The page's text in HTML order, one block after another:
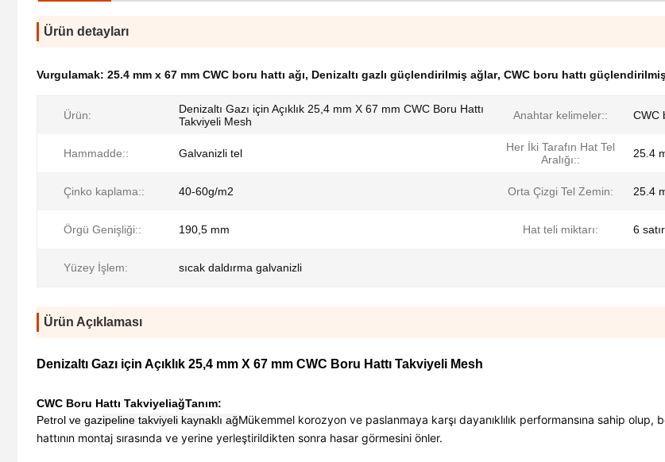
Ürün detayları
Vurgulamak: 25.4 mm x 67 mm CWC boru hattı ağı, Denizaltı gazlı güçlendirilmiş ağlar, CWC boru hattı
Ürün:
Denizaltı Gazı için Açıklık 25,4 mm X 67 mm CWC Boru Hattı
Takviyeli Mesh
Anahtar kelimeler:: CWC
Hammadde:: Galvanizli tel
Her İki Tarafın Hat Tel
Aralığı::
25.4
Çinko kaplama:: 40-60g/m2 Orta Çizgi Tel Zemin: 25.4
Örgü Genişliği:: 190,5 mm Hat teli miktarı: 6
Yüzey İşlem: sıcak daldırma galvanizli
Ürün Açıklaması
Denizaltı Gazı için Açıklık 25,4 mm X 67 mm CWC Boru Hattı Takviyeli Mesh
CWC Boru Hattı TakviyeliağTanım:
Petrol ve gazipeline takviyeli kaynaklı ağMükemmel korozyon ve paslanmaya karşı dayanıklılık performansına sahip olup,
hattının montaj sırasında ve yerine yerleştirildikten sonra hasar görmesini önler.